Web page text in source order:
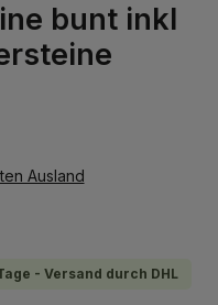
bunt inkl
Ausland
- Versand durch DHL